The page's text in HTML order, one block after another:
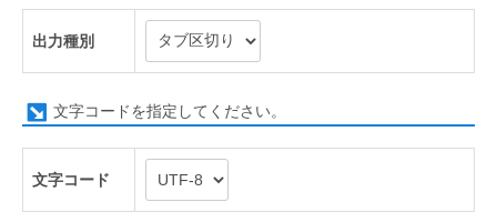
出力種別
文字コードを指定してください。
文字コード